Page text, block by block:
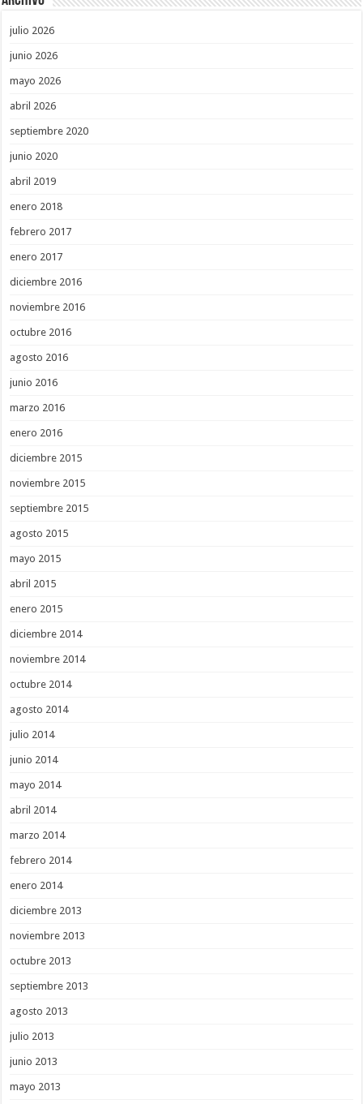
julio 2026
junio 2026
mayo 2026
abril 2026
septiembre 2020
junio 2020
abril 2019
enero 2018
febrero 2017
enero 2017
diciembre 2016
noviembre 2016
octubre 2016
agosto 2016
junio 2016
marzo 2016
enero 2016
diciembre 2015
noviembre 2015
septiembre 2015
agosto 2015
mayo 2015
abril 2015
enero 2015
diciembre 2014
noviembre 2014
octubre 2014
agosto 2014
julio 2014
junio 2014
mayo 2014
abril 2014
marzo 2014
febrero 2014
enero 2014
diciembre 2013
noviembre 2013
octubre 2013
septiembre 2013
agosto 2013
julio 2013
junio 2013
mayo 2013